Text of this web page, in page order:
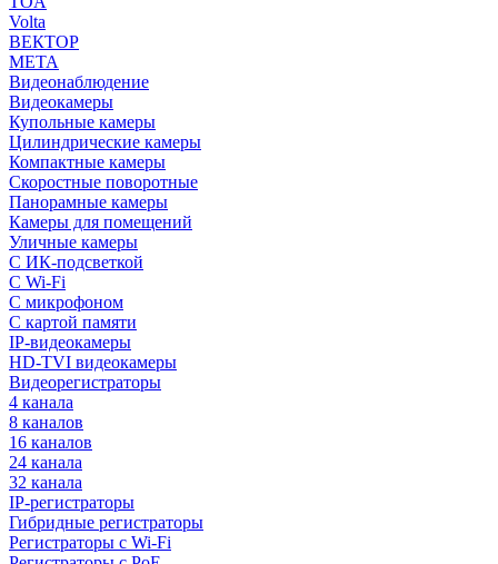
Volta
ВЕКТОР
МЕТА
Видеонаблюдение
Видеокамеры
Купольные камеры
Цилиндрические камеры
Компактные камеры
Скоростные поворотные
Панорамные камеры
Камеры для помещений
Уличные камеры
С ИК-подсветкой
С Wi-Fi
С микрофоном
С картой памяти
IP-видеокамеры
HD-TVI видеокамеры
Видеорегистраторы
4 канала
8 каналов
16 каналов
24 канала
32 канала
IP-регистраторы
Гибридные регистраторы
Регистраторы с Wi-Fi